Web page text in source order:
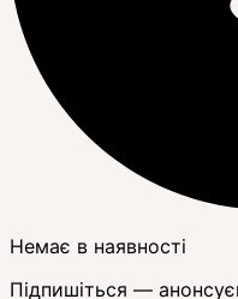
Немає в наявності
Підпишіться —